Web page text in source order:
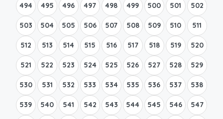
494 495 496 497 498 499 500 501 502
503 504 505 506 507 508 509 510 511
512 513 514 515 516 517 518 519 520
521 522 523 524 525 526 527 528 529
530 531 532 533 534 535 536 537 538
539 540 541 542 543 544 545 546 547